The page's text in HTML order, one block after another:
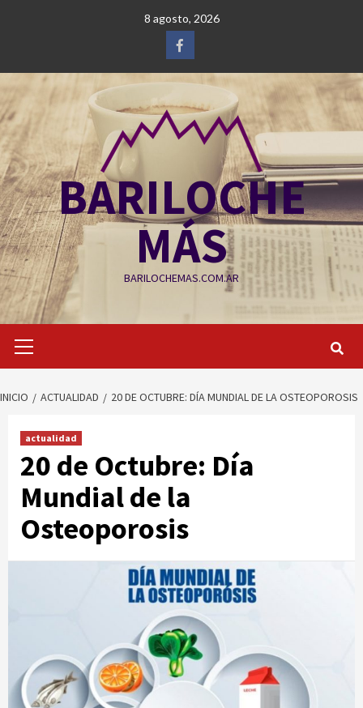
8 agosto, 2026
Facebook
BARILOCHE
MÁS
BARILOCHEMAS.COM.AR
primario
INICIO ACTUALIDAD 20 DE OCTUBRE: DÍA MUNDIAL DE LA OSTEOPOROSIS
actualidad
20 de Octubre: Día
Mundial de la
Osteoporosis